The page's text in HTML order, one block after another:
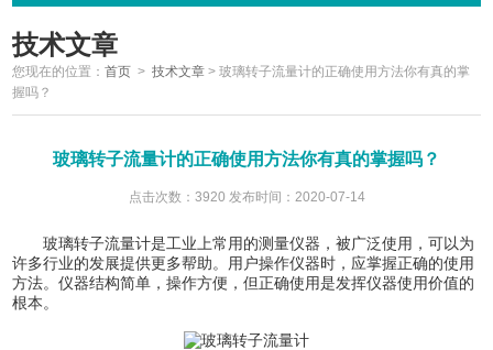
技术文章
您现在的位置：首页 >技术文章 >玻璃转子流量计的正确使用方法你有真的掌
握吗？
玻璃转子流量计的正确使用方法你有真的掌握吗？
点击次数：3920 发布时间：2020-07-14
玻璃转子流量计是工业上常用的测量仪器，被广泛使用，可以为
许多行业的发展提供更多帮助。用户操作仪器时，应掌握正确的使用
方法。仪器结构简单，操作方便，但正确使用是发挥仪器使用价值的
根本。